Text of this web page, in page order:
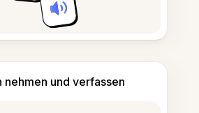
nehmen und verfassen